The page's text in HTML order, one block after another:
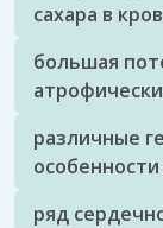
сахара в
большая
различные
ряд